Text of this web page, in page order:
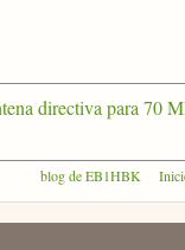
directiva para 70
blog de EB1HBK